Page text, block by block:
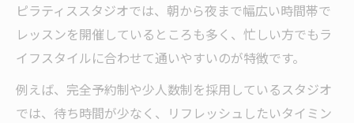
ピラティススタジオでは、朝から夜まで幅広い時間帯で
レッスンを開催しているところも多く、忙しい方でもラ
イフスタイルに合わせて通いやすいのが特徴です。
例えば、完全予約制や少人数制を採用しているスタジオ
では、待ち時間が少なく、リフレッシュしたいタイミン